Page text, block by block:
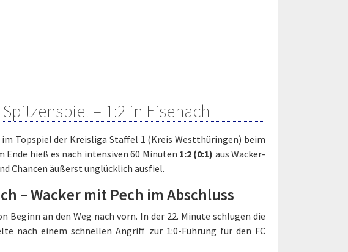
– 1:2 in Eisenach
im Topspiel der Kreisliga Staffel 1 (Kreis Westthüringen) beim
Ende hieß es nach intensiven 60 Minuten 1:2 (0:1) aus Wacker-
Chancen äußerst unglücklich ausfiel.
– Wacker mit Pech im Abschluss
Beginn an den Weg nach vorn. In der 22. Minute schlugen die
nach einem schnellen Angriff zur 1:0-Führung für den FC